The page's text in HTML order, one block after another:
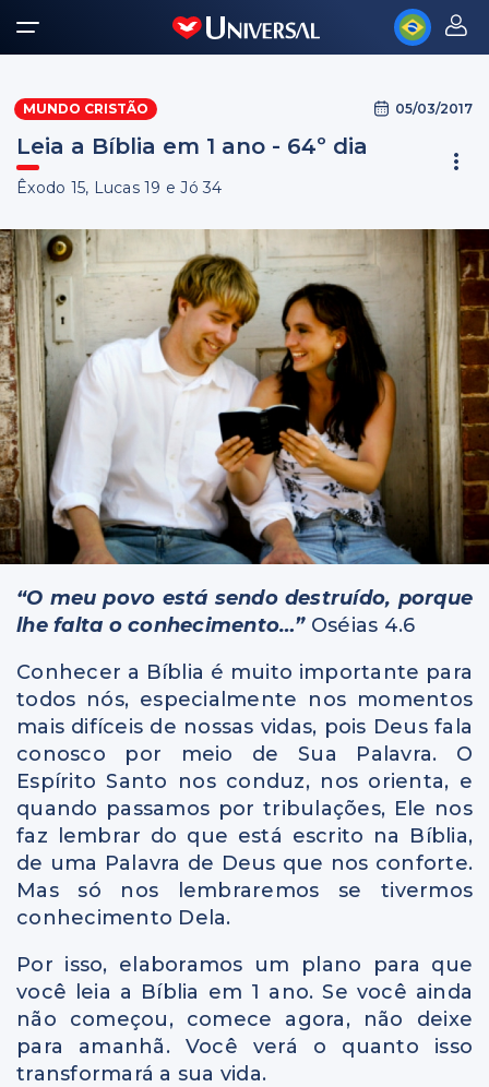
MUNDO CRISTÃO 05/03/2017
Leia a Bíblia em 1 ano - 64º dia
Êxodo 15, Lucas 19 e Jó 34
“O meu povo está sendo destruído, porque
lhe falta o conhecimento…”Oséias 4.6
Conhecer a Bíblia é muito importante para
todos nós, especialmente nos momentos
mais difíceis de nossas vidas, pois Deus fala
conosco por meio de Sua Palavra. O
Espírito Santo nos conduz, nos orienta, e
quando passamos por tribulações, Ele nos
faz lembrar do que está escrito na Bíblia,
de uma Palavra de Deus que nos conforte.
Mas só nos lembraremos se tivermos
conhecimento Dela.
Por isso, elaboramos um plano para que
você leia a Bíblia em 1 ano. Se você ainda
não começou, comece agora, não deixe
para amanhã. Você verá o quanto isso
transformará a sua vida.